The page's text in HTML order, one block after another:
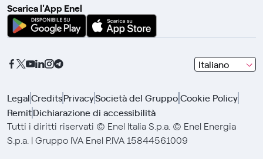
Global Procurement
Gridspertise
Scarica l'App Enel
Italiano
seleziona
una
con
frecce
LegalCreditsPrivacySocietà del GruppoCookie Policy
RemitDichiarazione di accessibilità
Tutti i diritti riservati © Enel Italia S.p.a. © Enel Energia
S.p.a. | Gruppo IVA Enel P.IVA 15844561009